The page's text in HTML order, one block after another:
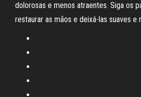
dolorosas e menos atraentes. Siga os
restaurar as mãos e deixá-las suaves e